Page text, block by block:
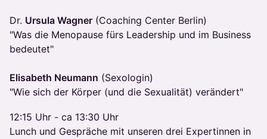
Dr. Ursula Wagner (Coaching Center Berlin)
"Was die Menopause fürs Leadership und im Business
bedeutet"
Elisabeth Neumann (Sexologin)
"Wie sich der Körper (und die Sexualität) verändert"
12:15 Uhr - ca 13:30 Uhr
Lunch und Gespräche mit unseren drei Expertinnen in